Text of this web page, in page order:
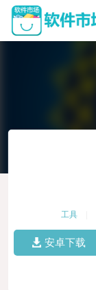
工具
安卓下载